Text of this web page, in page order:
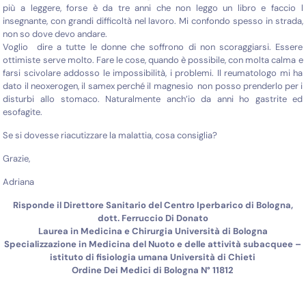
più a leggere, forse è da tre anni che non leggo un libro e faccio l
insegnante, con grandi difficoltà nel lavoro. Mi confondo spesso in strada,
non so dove devo andare.
Voglio dire a tutte le donne che soffrono di non scoraggiarsi. Essere
ottimiste serve molto. Fare le cose, quando è possibile, con molta calma e
farsi scivolare addosso le impossibilità, i problemi. Il reumatologo mi ha
dato il neoxerogen, il samex perché il magnesio non posso prenderlo per i
disturbi allo stomaco. Naturalmente anch’io da anni ho gastrite ed
esofagite.
Se si dovesse riacutizzare la malattia, cosa consiglia?
Grazie,
Adriana
Risponde il Direttore Sanitario del Centro Iperbarico di Bologna,
dott. Ferruccio Di Donato
Laurea in Medicina e Chirurgia Università di Bologna
Specializzazione in Medicina del Nuoto e delle attività subacquee –
istituto di fisiologia umana Università di Chieti
Ordine Dei Medici di Bologna N° 11812